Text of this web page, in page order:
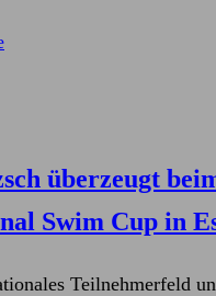
überzeugt
Swim Cup in
Teilnehmerfeld